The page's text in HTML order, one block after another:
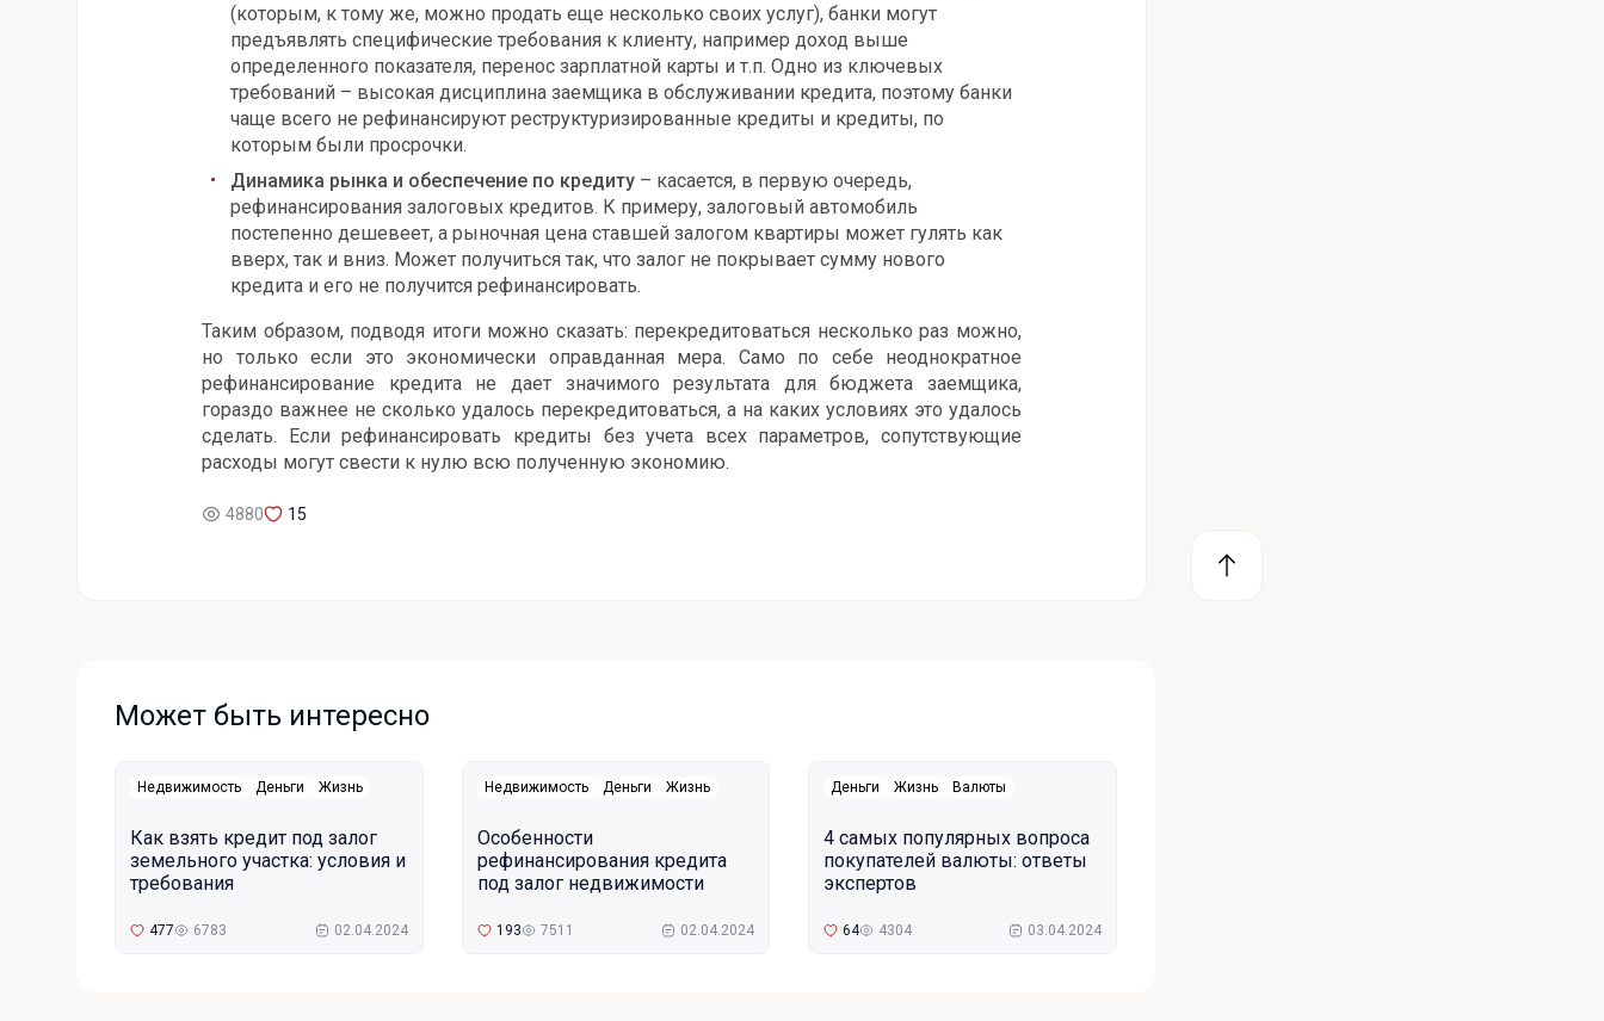
(которым, к тому же, можно продать еще несколько своих услуг), банки могут
предъявлять специфические требования к клиенту, например доход выше
определенного показателя, перенос зарплатной карты и т.п. Одно из ключевых
требований – высокая дисциплина заемщика в обслуживании кредита, поэтому банки
чаще всего не рефинансируют реструктуризированные кредиты и кредиты, по
которым были просрочки.
Динамика рынка и обеспечение по кредиту – касается, в первую очередь,
рефинансирования залоговых кредитов. К примеру, залоговый автомобиль
постепенно дешевеет, а рыночная цена ставшей залогом квартиры может гулять как
вверх, так и вниз. Может получиться так, что залог не покрывает сумму нового
кредита и его не получится рефинансировать.
Таким образом, подводя итоги можно сказать: перекредитоваться несколько раз можно,
но только если это экономически оправданная мера. Само по себе неоднократное
рефинансирование кредита не дает значимого результата для бюджета заемщика,
гораздо важнее не сколько удалось перекредитоваться, а на каких условиях это удалось
сделать. Если рефинансировать кредиты без учета всех параметров, сопутствующие
расходы могут свести к нулю всю полученную экономию.
4880 15
Может быть интересно
Недвижимость Деньги Жизнь
Как взять кредит под залог
земельного участка: условия и
требования
477 6783 02.04.2024
Недвижимость Деньги Жизнь
Особенности
рефинансирования кредита
под залог недвижимости
193 7511 02.04.2024
Деньги Жизнь Валюты
4 самых популярных вопроса
покупателей валюты: ответы
экспертов
64 4304 03.04.2024